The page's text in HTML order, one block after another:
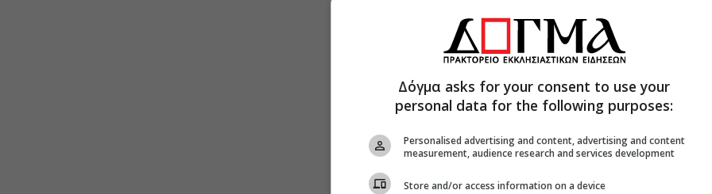
Δόγμα asks for your consent to use your
personal data for the following purposes:
Personalised advertising and content, advertising and content
measurement, audience research and services development
Store and/or access information on a device